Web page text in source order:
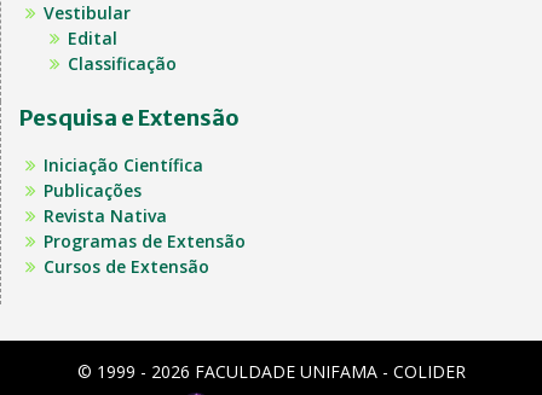
Vestibular
Edital
Classificação
Pesquisa e Extensão
Iniciação Científica
Publicações
Revista Nativa
Programas de Extensão
Cursos de Extensão
© 1999 - 2026 FACULDADE UNIFAMA - COLIDER